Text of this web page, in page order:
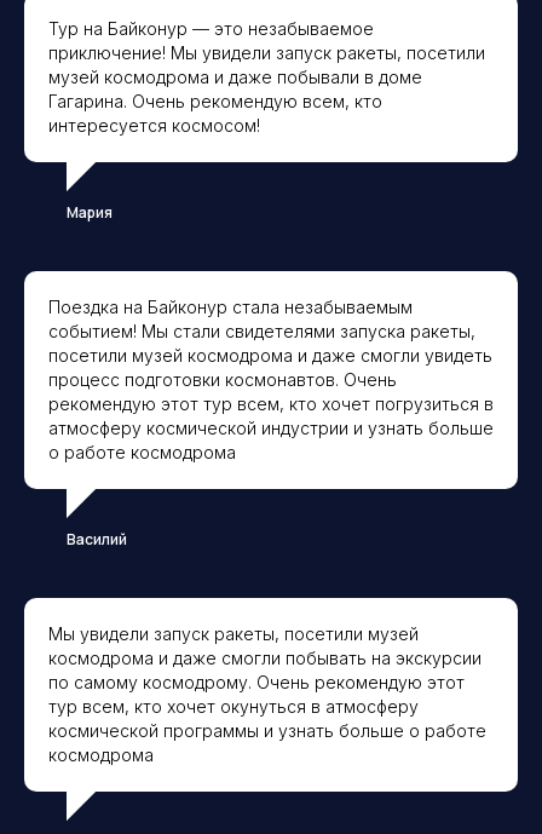
Тур на Байконур — это незабываемое
приключение! Мы увидели запуск ракеты, посетили
музей космодрома и даже побывали в доме
Гагарина. Очень рекомендую всем, кто
интересуется космосом!
Мария
Поездка на Байконур стала незабываемым
событием! Мы стали свидетелями запуска ракеты,
посетили музей космодрома и даже смогли увидеть
процесс подготовки космонавтов. Очень
рекомендую этот тур всем, кто хочет погрузиться в
атмосферу космической индустрии и узнать больше
о работе космодрома
Василий
Мы увидели запуск ракеты, посетили музей
космодрома и даже смогли побывать на экскурсии
по самому космодрому. Очень рекомендую этот
тур всем, кто хочет окунуться в атмосферу
космической программы и узнать больше о работе
космодрома
РАСПИСАНИЕ ПУСКОВ С
КОСМОДРОМА НА 2026
Даты по запросу.
ПРОГРЕСС МС-33
Грузовой, не пилотируемый
Даты по запросу.